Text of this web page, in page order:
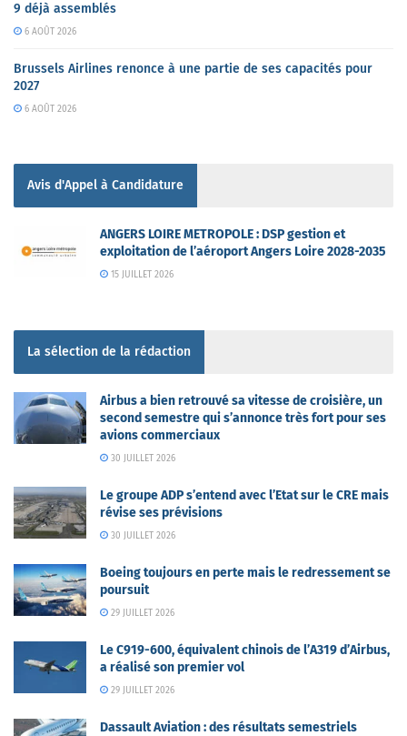
9 déjà assemblés
6 AOÛT 2026
Brussels Airlines renonce à une partie de ses capacités pour
2027
6 AOÛT 2026
Avis d'Appel à Candidature
ANGERS LOIRE METROPOLE : DSP gestion et
exploitation de l’aéroport Angers Loire 2028-2035
15 JUILLET 2026
La sélection de la rédaction
Airbus a bien retrouvé sa vitesse de croisière, un
second semestre qui s’annonce très fort pour ses
avions commerciaux
30 JUILLET 2026
Le groupe ADP s’entend avec l’Etat sur le CRE mais
révise ses prévisions
30 JUILLET 2026
Boeing toujours en perte mais le redressement se
poursuit
29 JUILLET 2026
Le C919-600, équivalent chinois de l’A319 d’Airbus,
a réalisé son premier vol
29 JUILLET 2026
Dassault Aviation : des résultats semestriels